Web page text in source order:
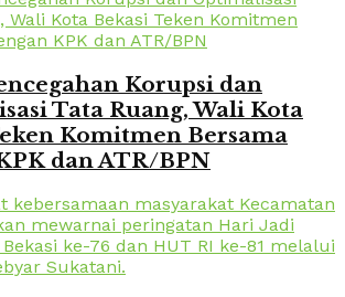
Korupsi dan
Tata Ruang, Wali Kota
Komitmen Bersama
dan ATR/BPN